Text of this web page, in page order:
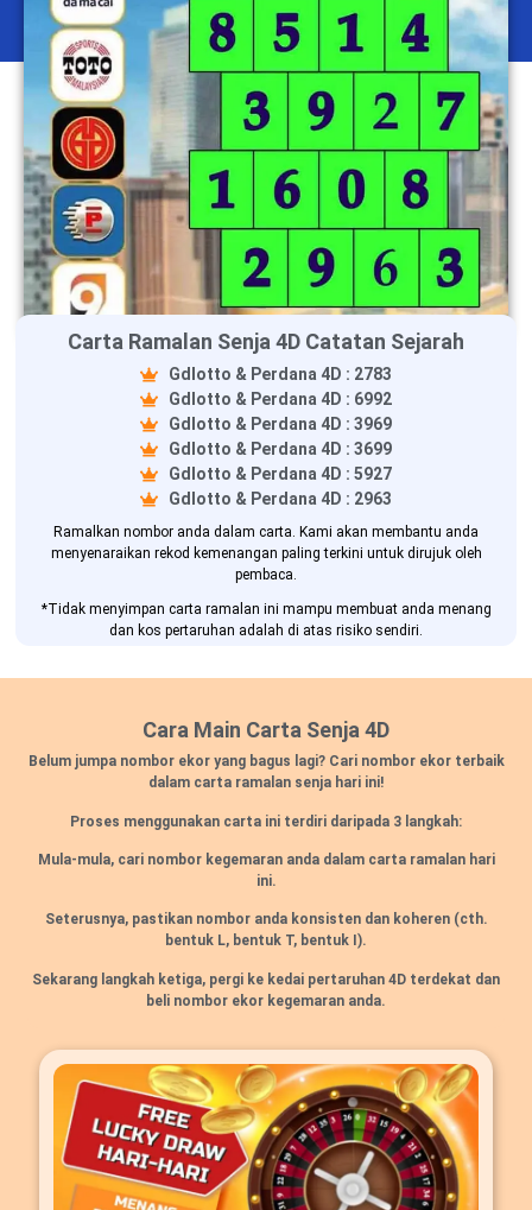
Carta Ramalan Senja 4D Catatan Sejarah
Gdlotto & Perdana 4D : 2783
Gdlotto & Perdana 4D : 6992
Gdlotto & Perdana 4D : 3969
Gdlotto & Perdana 4D : 3699
Gdlotto & Perdana 4D : 5927
Gdlotto & Perdana 4D : 2963
Ramalkan nombor anda dalam carta. Kami akan membantu anda
menyenaraikan rekod kemenangan paling terkini untuk dirujuk oleh
pembaca.
*Tidak menyimpan carta ramalan ini mampu membuat anda menang
dan kos pertaruhan adalah di atas risiko sendiri.
Cara Main Carta Senja 4D
Belum jumpa nombor ekor yang bagus lagi? Cari nombor ekor terbaik
dalam carta ramalan senja hari ini!
Proses menggunakan carta ini terdiri daripada 3 langkah:
Mula-mula, cari nombor kegemaran anda dalam carta ramalan hari
ini.
Seterusnya, pastikan nombor anda konsisten dan koheren (cth.
bentuk L, bentuk T, bentuk I).
Sekarang langkah ketiga, pergi ke kedai pertaruhan 4D terdekat dan
beli nombor ekor kegemaran anda.